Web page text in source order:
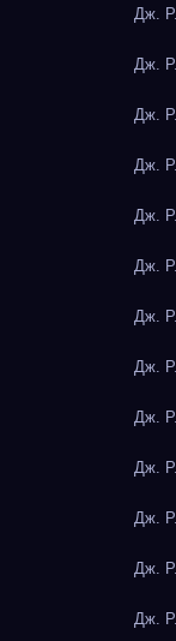
Дж.
Дж.
Дж.
Дж.
Дж.
Дж.
Дж.
Дж.
Дж.
Дж.
Дж.
Дж.
Дж.